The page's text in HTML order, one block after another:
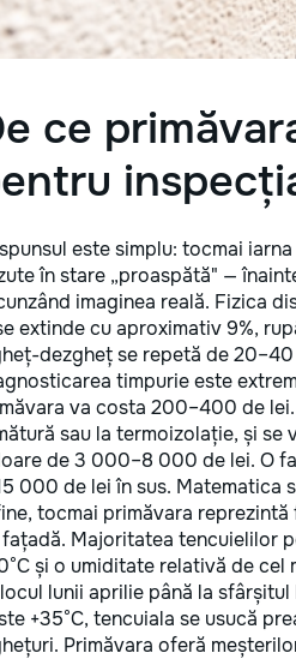
ce
este simplu: tocmai
în stare „proaspătă" —
imaginea reală. Fizica
extinde cu aproximativ 9%,
dezgheț se repetă de
timpurie este
va costa 200–400 de
sau la termoizolație, și se
de 3 000–8 000 de lei. O
000 de lei în sus. Matematica
tocmai primăvara
Majoritatea tencuielilor
și o umiditate relativă de
lunii aprilie până la
+35°C, tencuiala se usucă
Primăvara oferă